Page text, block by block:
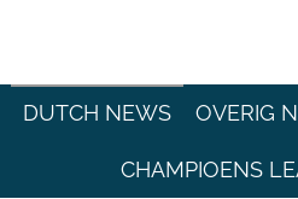
DUTCH NEWS OVERIG
CHAMPIOENS